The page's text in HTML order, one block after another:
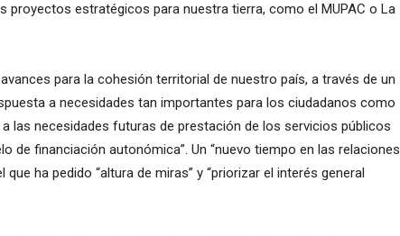
proyectos estratégicos para nuestra tierra, como el MUPAC o La
para la cohesión territorial de nuestro país, a través de un
a necesidades tan importantes para los ciudadanos como
las necesidades futuras de prestación de los servicios públicos
de financiación autonómica”. Un “nuevo tiempo en las relaciones
ha pedido “altura de miras” y “priorizar el interés general